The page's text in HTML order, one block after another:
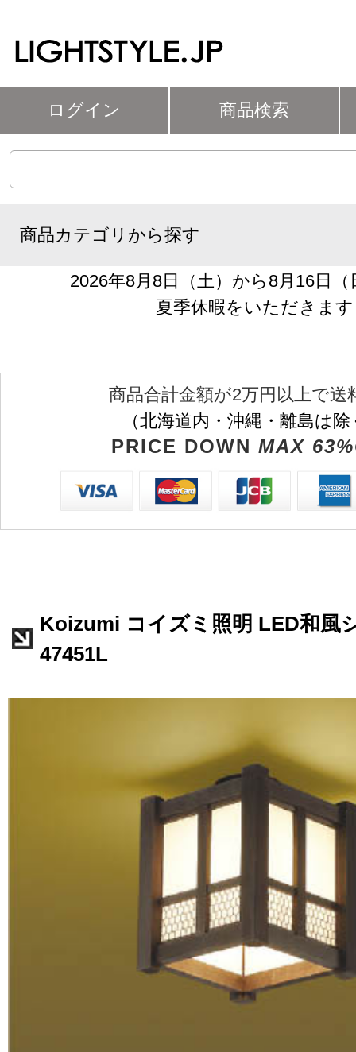
ログイン 商品検索
商品カテゴリから探す
2026年8月8日（土）から8月16日
夏季休暇をいただきます
商品合計金額が2万円以上で送
（北海道内・沖縄・離島は
PRICE DOWN MAX
Koizumi コイズミ照明 LED和風
47451L